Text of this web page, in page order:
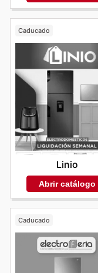
Caducado
Linio
Abrir catálogo
Caducado